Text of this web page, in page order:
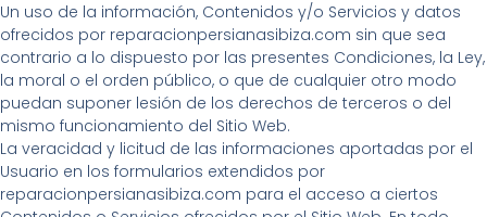
Un uso de la información, Contenidos y/o Servicios y datos
ofrecidos por reparacionpersianasibiza.com sin que sea
contrario a lo dispuesto por las presentes Condiciones, la Ley,
la moral o el orden público, o que de cualquier otro modo
puedan suponer lesión de los derechos de terceros o del
mismo funcionamiento del Sitio Web.
La veracidad y licitud de las informaciones aportadas por el
Usuario en los formularios extendidos por
reparacionpersianasibiza.com para el acceso a ciertos